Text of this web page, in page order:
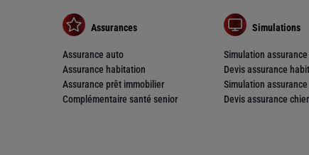
Assurances
Assurance auto
Assurance habitation
Assurance prêt immobilier
Complémentaire santé senior
Simulations
Simulation
Devis assurance
Simulation
Devis assurance